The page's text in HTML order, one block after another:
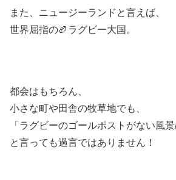
また、ニュージーランドと言えば、
世界屈指の🏉ラグビー大国。
都会はもちろん、
小さな町や田舎の牧草地でも、
「ラグビーのゴールポストがない風景
と言っても過言ではありません！